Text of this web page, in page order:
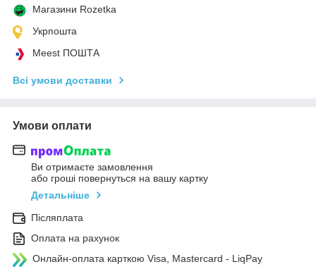
Магазини Rozetka
Укрпошта
Meest ПОШТА
Всі умови доставки
Умови оплати
Ви отримаєте замовлення
або гроші повернуться на вашу картку
Детальніше
Післяплата
Оплата на рахунок
Онлайн-оплата карткою Visa, Mastercard - LiqPay